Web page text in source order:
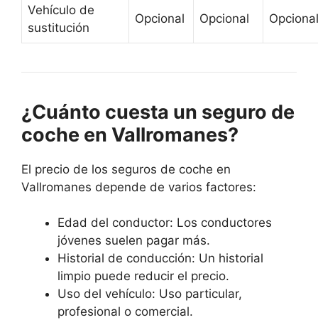
Vehículo de
sustitución
Opcional Opcional Opcional
¿Cuánto cuesta un seguro de
coche en Vallromanes?
El precio de los seguros de coche en
Vallromanes depende de varios factores:
Edad del conductor: Los conductores
jóvenes suelen pagar más.
Historial de conducción: Un historial
limpio puede reducir el precio.
Uso del vehículo: Uso particular,
profesional o comercial.